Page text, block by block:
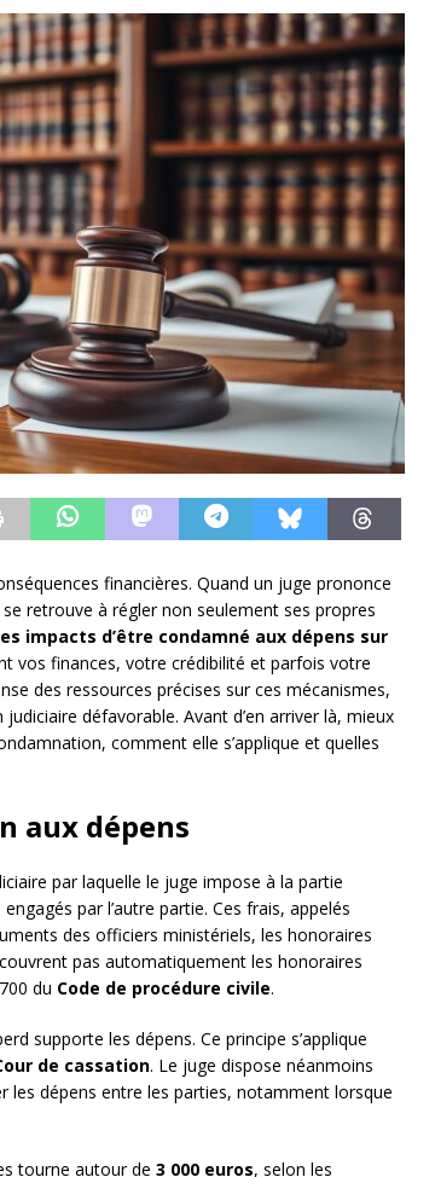
financières. Quand un juge prononce
retrouve à régler non seulement ses propres
impacts d’être condamné aux dépens sur
vos finances, votre crédibilité et parfois votre
des ressources précises sur ces mécanismes,
défavorable. Avant d’en arriver là, mieux
comment elle s’applique et quelles
aux dépens
par laquelle le juge impose à la partie
par l’autre partie. Ces frais, appelés
des officiers ministériels, les honoraires
pas automatiquement les honoraires
du Code de procédure civile.
supporte les dépens. Ce principe s’applique
de cassation. Le juge dispose néanmoins
les dépens entre les parties, notamment lorsque
tourne autour de 3 000 euros, selon les